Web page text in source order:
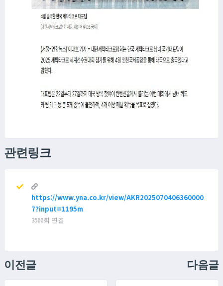
관련링크
https://www.yna.co.kr/view/AKR2025070406360000
7?input=1195m
3566회 연결
이전글 다음글